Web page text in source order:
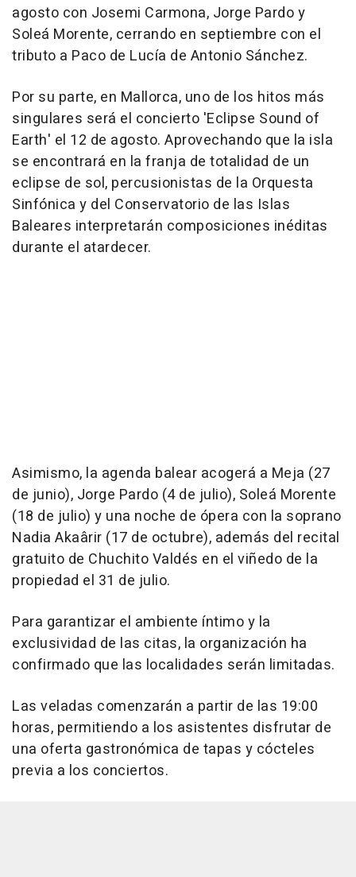
agosto con Josemi Carmona, Jorge Pardo y
Soleá Morente, cerrando en septiembre con el
tributo a Paco de Lucía de Antonio Sánchez.
Por su parte, en Mallorca, uno de los hitos más
singulares será el concierto 'Eclipse Sound of
Earth' el 12 de agosto. Aprovechando que la isla
se encontrará en la franja de totalidad de un
eclipse de sol, percusionistas de la Orquesta
Sinfónica y del Conservatorio de las Islas
Baleares interpretarán composiciones inéditas
durante el atardecer.
Asimismo, la agenda balear acogerá a Meja (27
de junio), Jorge Pardo (4 de julio), Soleá Morente
(18 de julio) y una noche de ópera con la soprano
Nadia Akaârir (17 de octubre), además del recital
gratuito de Chuchito Valdés en el viñedo de la
propiedad el 31 de julio.
Para garantizar el ambiente íntimo y la
exclusividad de las citas, la organización ha
confirmado que las localidades serán limitadas.
Las veladas comenzarán a partir de las 19:00
horas, permitiendo a los asistentes disfrutar de
una oferta gastronómica de tapas y cócteles
previa a los conciertos.